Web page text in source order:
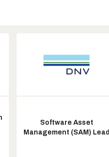
Software Asset
Management (SAM) Lead